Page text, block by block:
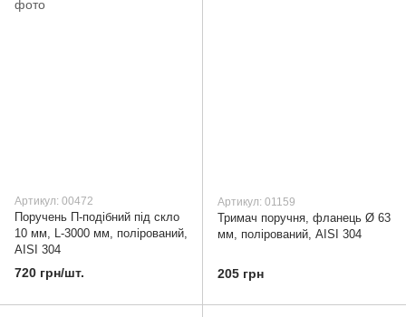
Артикул: 00472
Поручень П-подібний під скло
10 мм, L-3000 мм, полірований,
AISI 304
720 грн/шт.
Артикул: 01159
Тримач поручня, фланець Ø 63
мм, полірований, AISI 304
205 грн